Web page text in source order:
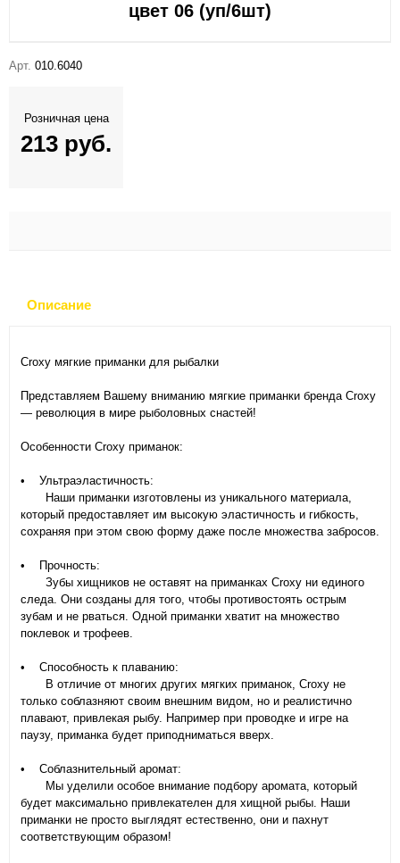
цвет 06 (уп/6шт)
Арт. 010.6040
Розничная цена
213 руб.
Описание
Croxy мягкие приманки для рыбалки
Представляем Вашему вниманию мягкие приманки бренда Croxy
— революция в мире рыболовных снастей!
Особенности Croxy приманок:
• Ультраэластичность:
Наши приманки изготовлены из уникального материала,
который предоставляет им высокую эластичность и гибкость,
сохраняя при этом свою форму даже после множества забросов.
• Прочность:
Зубы хищников не оставят на приманках Croxy ни единого
следа. Они созданы для того, чтобы противостоять острым
зубам и не рваться. Одной приманки хватит на множество
поклевок и трофеев.
• Способность к плаванию:
В отличие от многих других мягких приманок, Croxy не
только соблазняют своим внешним видом, но и реалистично
плавают, привлекая рыбу. Например при проводке и игре на
паузу, приманка будет приподниматься вверх.
• Соблазнительный аромат:
Мы уделили особое внимание подбору аромата, который
будет максимально привлекателен для хищной рыбы. Наши
приманки не просто выглядят естественно, они и пахнут
соответствующим образом!